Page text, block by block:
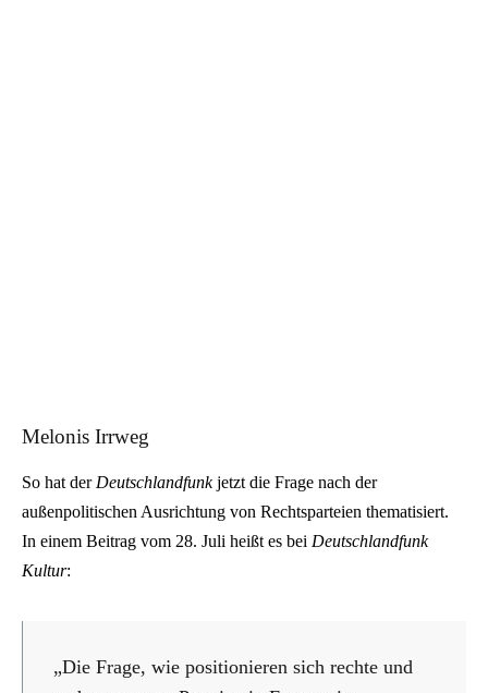
Melonis Irrweg
So hat der Deutschlandfunkjetzt die Frage nach der
außenpolitischen Ausrichtung von Rechtsparteien thematisiert.
In einem Beitrag vom 28. Juli heißt es bei Deutschlandfunk
Kultur:
„Die Frage, wie positionieren sich rechte und